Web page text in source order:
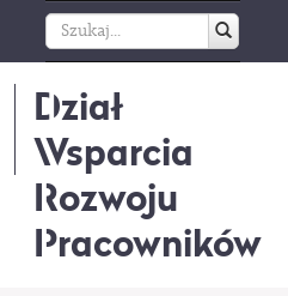
Dział
Wsparcia
Rozwoju
Pracowników